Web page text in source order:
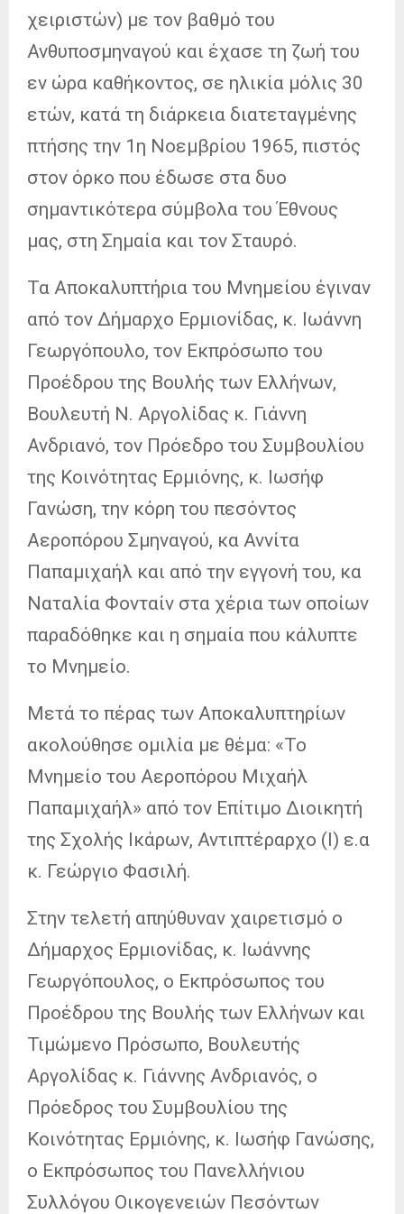
χειριστών) με τον βαθμό του
Ανθυποσμηναγού και έχασε τη ζωή του
εν ώρα καθήκοντος, σε ηλικία μόλις 30
ετών, κατά τη διάρκεια διατεταγμένης
πτήσης την 1η Νοεμβρίου 1965, πιστός
στον όρκο που έδωσε στα δυο
σημαντικότερα σύμβολα του Έθνους
μας, στη Σημαία και τον Σταυρό.
Τα Αποκαλυπτήρια του Μνημείου έγιναν
από τον Δήμαρχο Ερμιονίδας, κ. Ιωάννη
Γεωργόπουλο, τον Εκπρόσωπο του
Προέδρου της Βουλής των Ελλήνων,
Βουλευτή Ν. Αργολίδας κ. Γιάννη
Ανδριανό, τον Πρόεδρο του Συμβουλίου
της Κοινότητας Ερμιόνης, κ. Ιωσήφ
Γανώση, την κόρη του πεσόντος
Αεροπόρου Σμηναγού, κα Αννίτα
Παπαμιχαήλ και από την εγγονή του, κα
Ναταλία Φονταίν στα χέρια των οποίων
παραδόθηκε και η σημαία που κάλυπτε
το Μνημείο.
Μετά το πέρας των Αποκαλυπτηρίων
ακολούθησε ομιλία με θέμα: «Το
Μνημείο του Αεροπόρου Μιχαήλ
Παπαμιχαήλ» από τον Επίτιμο Διοικητή
της Σχολής Ικάρων, Αντιπτέραρχο (Ι) ε.α
κ. Γεώργιο Φασιλή.
Στην τελετή απηύθυναν χαιρετισμό ο
Δήμαρχος Ερμιονίδας, κ. Ιωάννης
Γεωργόπουλος, ο Εκπρόσωπος του
Προέδρου της Βουλής των Ελλήνων και
Τιμώμενο Πρόσωπο, Βουλευτής
Αργολίδας κ. Γιάννης Ανδριανός, ο
Πρόεδρος του Συμβουλίου της
Κοινότητας Ερμιόνης, κ. Ιωσήφ Γανώσης,
ο Εκπρόσωπος του Πανελλήνιου
Συλλόγου Οικογενειών Πεσόντων